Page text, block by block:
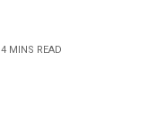
4 MINS READ